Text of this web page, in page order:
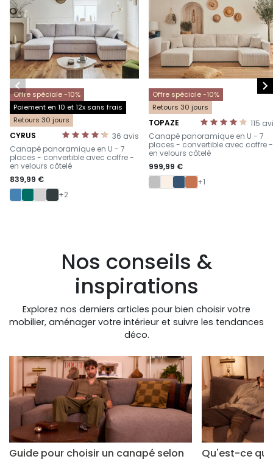
Offre spéciale -10%
Paiement en 10 et 12x sans frais
Retours 30 jours
36 avis
CYRUS
-
Canapé panoramique en U - 7
places - convertible avec coffre -
en velours côtelé
839,99 €
+2
Offre spéciale -10%
Retours 30 jours
115
TOPAZE
-
Canapé panoramique en U - 7
places - convertible avec coffre -
en velours côtelé
999,99 €
+1
 
Nos conseils &
inspirations
Explorez nos derniers articles pour bien choisir votre
mobilier, aménager votre intérieur et suivre les tendances
déco.
Guide pour choisir un canapé selon
Qu'est-ce qui